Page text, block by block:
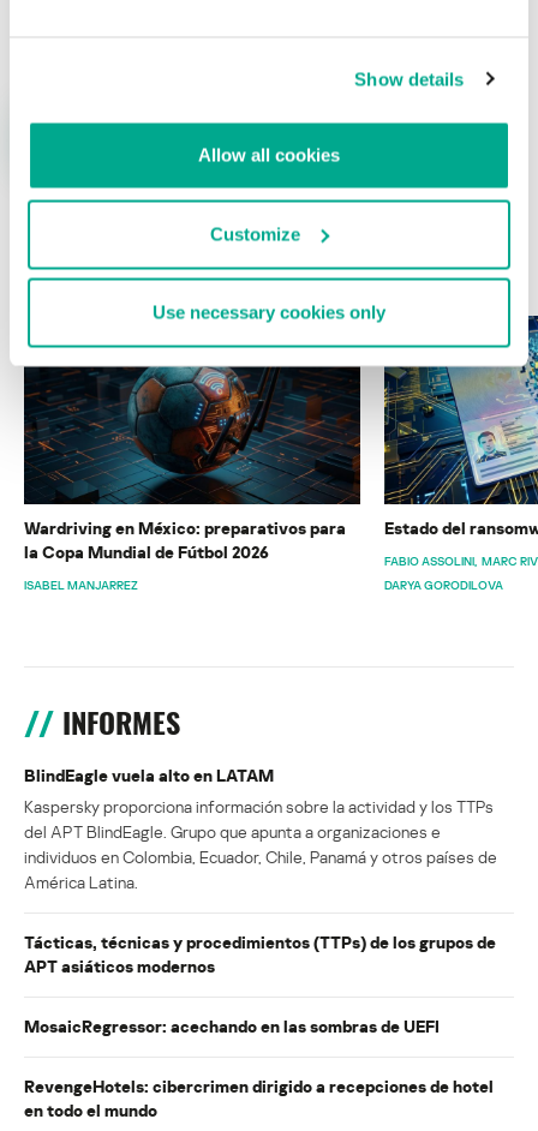
Show details
Allow all cookies
Customize
Use necessary cookies only
ÚLTIMAS PUBLICACIONES
Wardriving en México: preparativos para
la Copa Mundial de Fútbol 2026
ISABEL MANJARREZ
Estado del
FABIO ASSOLINI MARC
DARYA GORODILOVA
INFORMES
BlindEagle vuela alto en LATAM
Kaspersky proporciona información sobre la actividad y los TTPs
del APT BlindEagle. Grupo que apunta a organizaciones e
individuos en Colombia, Ecuador, Chile, Panamá y otros países de
América Latina.
Tácticas, técnicas y procedimientos (TTPs) de los grupos de
APT asiáticos modernos
MosaicRegressor: acechando en las sombras de UEFI
RevengeHotels: cibercrimen dirigido a recepciones de hotel
en todo el mundo